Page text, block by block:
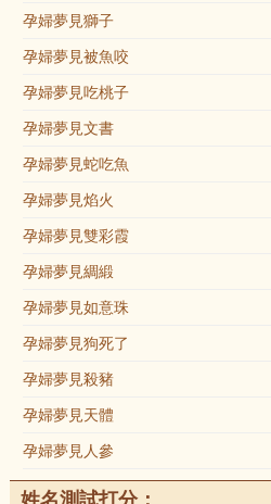
孕婦夢見獅子
孕婦夢見被魚咬
孕婦夢見吃桃子
孕婦夢見文書
孕婦夢見蛇吃魚
孕婦夢見焰火
孕婦夢見雙彩霞
孕婦夢見綢緞
孕婦夢見如意珠
孕婦夢見狗死了
孕婦夢見殺豬
孕婦夢見天體
孕婦夢見人參
姓名測試打分：